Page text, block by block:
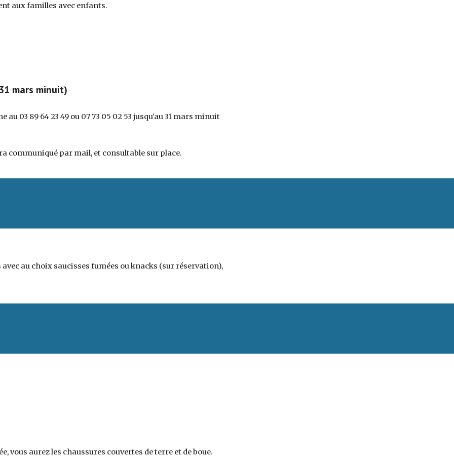
aux familles avec enfants.
mars minuit)
03 89 64 23 49 ou 07 73 05 02 53 jusqu'au 31 mars minuit
communiqué par mail, et consultable sur place.
au choix saucisses fumées ou knacks (sur réservation),
vous aurez les chaussures couvertes de terre et de boue.